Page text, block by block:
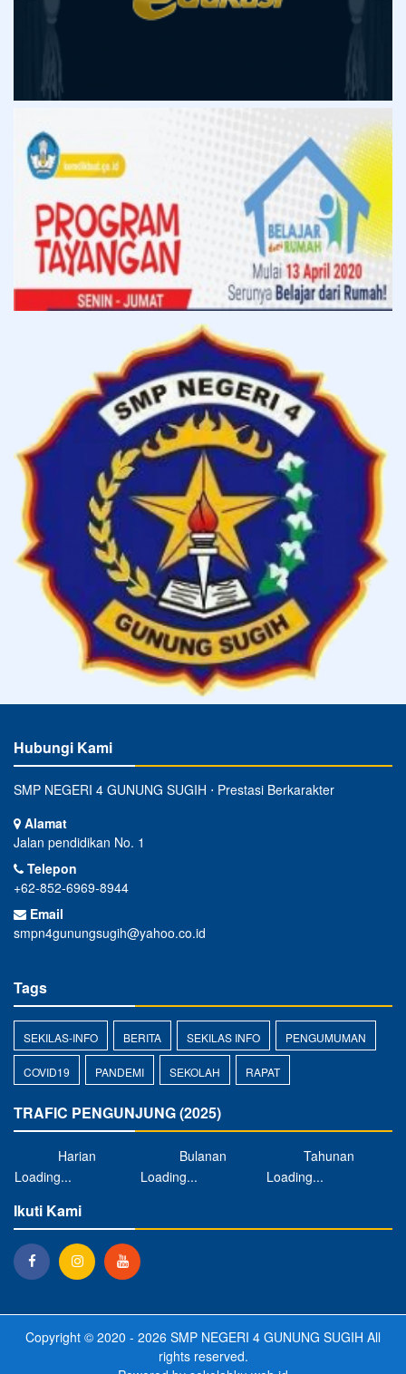
Hubungi Kami
SMP NEGERI 4 GUNUNG SUGIH ⋅ Prestasi Berkarakter
Alamat
Jalan pendidikan No. 1
Telepon
+62-852-6969-8944
Email
smpn4gunungsugih@yahoo.co.id
Tags
SEKILAS-INFO BERITA SEKILAS INFO PENGUMUMAN
COVID19 PANDEMI SEKOLAH RAPAT
TRAFIC PENGUNJUNG (2025)
Harian Bulanan
Tahunan
Loading...
Loading... Loading...
Ikuti Kami
Copyright © 2020 - 2026 SMP NEGERI 4 GUNUNG SUGIH All
rights reserved.